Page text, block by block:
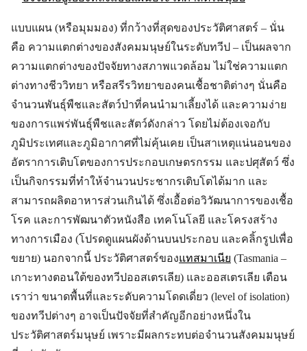
แบบแผน (หรือมุมมอง) ที่กว้างที่สุดของประวัติศาสตร์ – นั่น
คือ ความแตกต่างของสังคมมนุษย์ในระดับทวีป – เป็นผลจาก
ความแตกต่างของปัจจัยทางสภาพแวดล้อม ไม่ใช่ความแตก
ต่างทางชีววิทยา หรือสรีรวิทยาของคนเชื้อชาติต่างๆ นั่นคือ
จำนวนพันธุ์พืชและสัตว์ป่าที่คนนำมาเลี้ยงได้ และความง่าย
ของการแพร่พันธุ์พืชและสัตว์ดังกล่าว โดยไม่ต้องเจอกับ
ภูมิประเทศและภูมิอากาศที่ไม่คุ้นเคย เป็นสาเหตุแน่นอนของ
อัตราการเติบโตของการประกอบเกษตรกรรม และปศุสัตว์ ซึ่ง
เป็นกิจกรรมที่ทำให้จำนวนประชากรเติบโตได้มาก และ
สามารถผลิตอาหารส่วนเกินได้ ซึ่งเอื้อต่อวิวัฒนาการของเชื้อ
โรค และการพัฒนาตัวหนังสือ เทคโนโลยี และโครงสร้าง
ทางการเมือง (โปรดดูแผนผังด้านบนประกอบ และคลิ้กรูปเพื่อ
ขยาย) นอกจากนี้ ประวัติศาสตร์ของแทสมาเนีย (Tasmania –
เกาะทางตอนใต้ของทวีปออสเตรเลีย) และออสเตรเลีย เตือน
เราว่า ขนาดพื้นที่และระดับความโดดเดี่ยว (level of isolation)
ของทวีปต่างๆ อาจเป็นปัจจัยที่สำคัญอีกอย่างหนึ่งใน
ประวัติศาสตร์มนุษย์ เพราะมีผลกระทบต่อจำนวนสังคมมนุษย์